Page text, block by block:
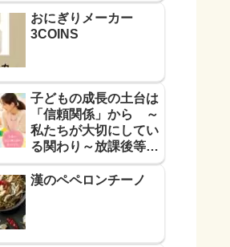
おにぎりメーカー
3COINS
子どもの成長の土台は
「信頼関係」から ～
私たちが大切にしてい
る関わり～放課後等デ
イサービス
漢のペペロンチーノ